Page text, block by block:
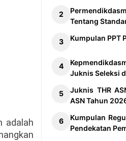
adalah
Tentang
Kumpulan PPT
Juknis Seleksi
Juknis THR
ASN Tahun
Kumpulan
Pendekatan